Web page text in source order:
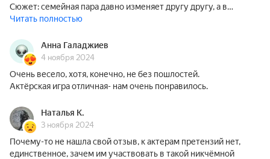
Сюжет: семейная пара давно изменяет другу другу, а в…
Читать полностью
Анна Галаджиев
4 ноября 2024
Очень весело, хотя, конечно, не без пошлостей.
Актёрская игра отличная- нам очень понравилось.
Наталья К.
3 ноября 2024
Почему-то не нашла свой отзыв, к актерам претензий нет,
единственное, зачем им участвовать в такой никчёмной